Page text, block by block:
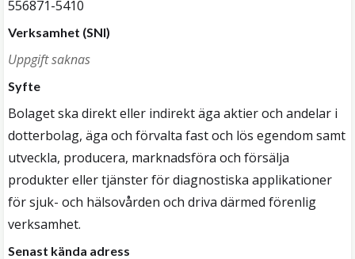
556871-5410
Verksamhet (SNI)
Uppgift saknas
Syfte
Bolaget ska direkt eller indirekt äga aktier och andelar i
dotterbolag, äga och förvalta fast och lös egendom samt
utveckla, producera, marknadsföra och försälja
produkter eller tjänster för diagnostiska applikationer
för sjuk- och hälsovården och driva därmed förenlig
verksamhet.
Senast kända adress